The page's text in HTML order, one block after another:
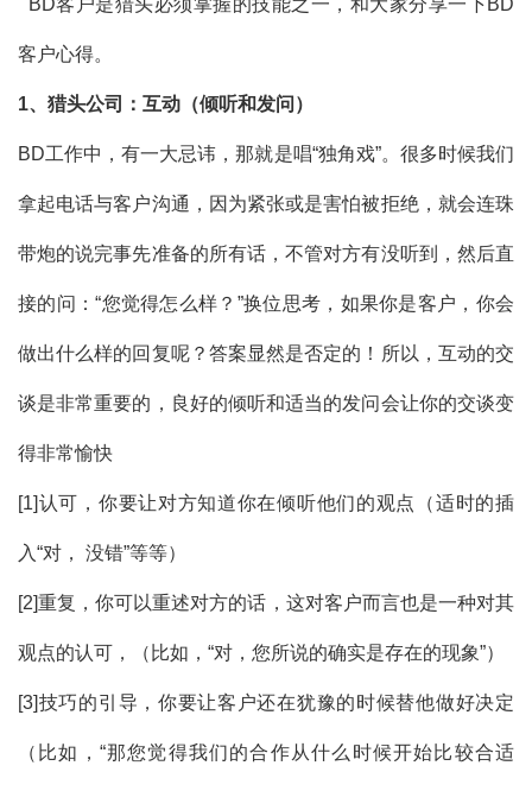
BD客户是猎头必须掌握的技能之一，和大家分享一下BD
客户心得。
1、猎头公司：互动（倾听和发问）
BD工作中，有一大忌讳，那就是唱“独角戏”。很多时候我们
拿起电话与客户沟通，因为紧张或是害怕被拒绝，就会连珠
带炮的说完事先准备的所有话，不管对方有没听到，然后直
接的问：“您觉得怎么样？”换位思考，如果你是客户，你会
做出什么样的回复呢？答案显然是否定的！所以，互动的交
谈是非常重要的，良好的倾听和适当的发问会让你的交谈变
得非常愉快
[1]认可，你要让对方知道你在倾听他们的观点（适时的插
入“对， 没错”等等）
[2]重复，你可以重述对方的话，这对客户而言也是一种对其
观点的认可，（比如，“对，您所说的确实是存在的现象”）
[3]技巧的引导，你要让客户还在犹豫的时候替他做好决定
（比如，“那您觉得我们的合作从什么时候开始比较合适